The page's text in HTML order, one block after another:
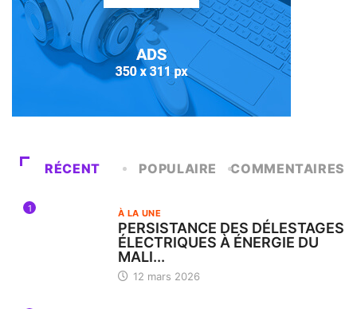
RÉCENT POPULAIRE COMMENTAIRES
1 À LA UNE
PERSISTANCE DES DÉLESTAGES
ÉLECTRIQUES À ÉNERGIE DU
MALI...
12 mars 2026